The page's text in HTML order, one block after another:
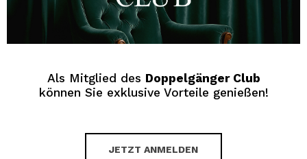
Als Mitglied des Doppelgänger Club
können Sie exklusive Vorteile genießen!
JETZT ANMELDEN